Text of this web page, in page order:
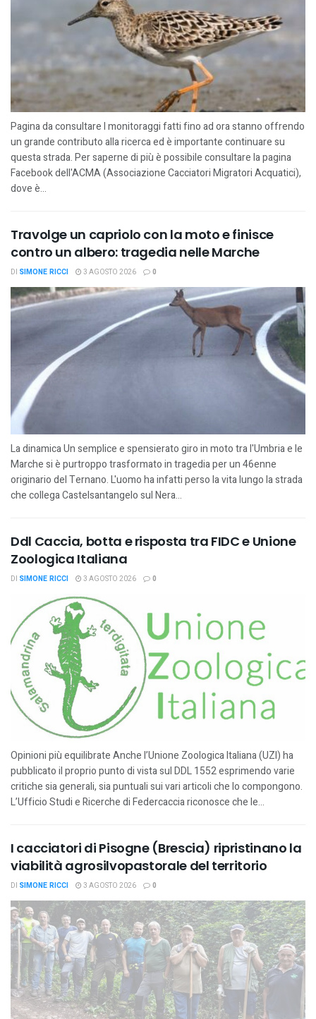
Pagina da consultare I monitoraggi fatti fino ad ora stanno offrendo
un grande contributo alla ricerca ed è importante continuare su
questa strada. Per saperne di più è possibile consultare la pagina
Facebook dell'ACMA (Associazione Cacciatori Migratori Acquatici),
dove è...
Travolge un capriolo con la moto e finisce
contro un albero: tragedia nelle Marche
DI SIMONE RICCI 3 AGOSTO 2026 0
La dinamica Un semplice e spensierato giro in moto tra l'Umbria e le
Marche si è purtroppo trasformato in tragedia per un 46enne
originario del Ternano. L'uomo ha infatti perso la vita lungo la strada
che collega Castelsantangelo sul Nera...
Ddl Caccia, botta e risposta tra FIDC e Unione
Zoologica Italiana
DI SIMONE RICCI 3 AGOSTO 2026 0
Opinioni più equilibrate Anche l’Unione Zoologica Italiana (UZI) ha
pubblicato il proprio punto di vista sul DDL 1552 esprimendo varie
critiche sia generali, sia puntuali sui vari articoli che lo compongono.
L’Ufficio Studi e Ricerche di Federcaccia riconosce che le...
I cacciatori di Pisogne (Brescia) ripristinano la
viabilità agrosilvopastorale del territorio
DI SIMONE RICCI 3 AGOSTO 2026 0